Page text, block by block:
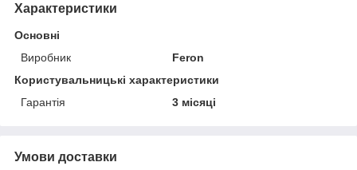
Характеристики
Основні
Виробник
Feron
Користувальницькі характеристики
Гарантія
3 місяці
Умови доставки